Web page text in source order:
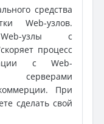
средства
Web-узлов.
узлы с
процесс
с Web-
серверами
При
сделать свой